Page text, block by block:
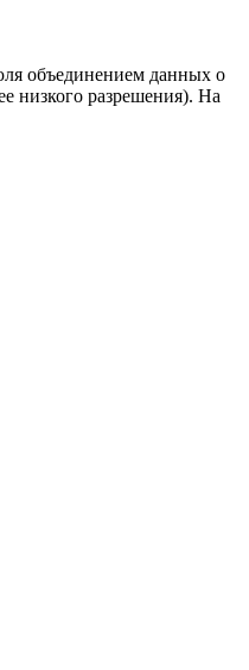
объединением данных о
низкого разрешения). На